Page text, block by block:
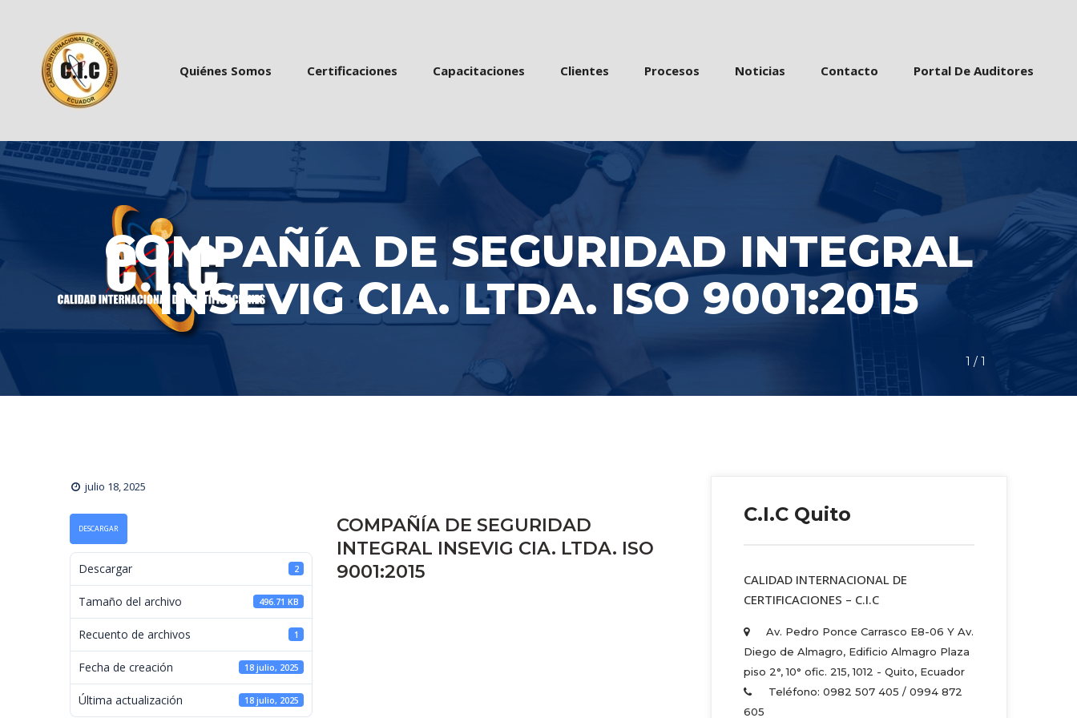
Quiénes Somo Certificacione Capacitacione Cliente Proceso Noticia Contacto Portal De Auditore
1 / 1
COMPAÑÍA DE SEGURIDAD INTEGRAL
INSEVIG CIA. LTDA. ISO 9001:2015
julio 18, 2025
DESCARGAR
Descargar 2
Tamaño del archivo 496.71 KB
Recuento de archivos 1
Fecha de creación 18 julio, 2025
Última actualización 18 julio, 2025
COMPAÑÍA DE SEGURIDAD
INTEGRAL INSEVIG CIA. LTDA. ISO
9001:2015
C.I.C Quito
CALIDAD INTERNACIONAL DE
CERTIFICACIONES – C.I.C
Av. Pedro Ponce Carrasco E8-06 Y Av.
Diego de Almagro, Edificio Almagro Plaza
piso 2°, 10° ofic. 215, 1012 - Quito, Ecuador
Teléfono: 0982 507 405 / 0994 872
605